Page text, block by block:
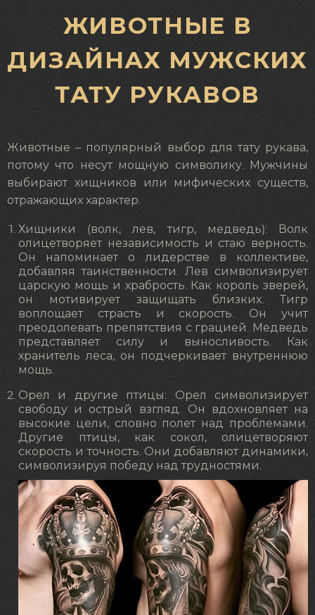
ЖИВОТНЫЕ В
ДИЗАЙНАХ МУЖСКИХ
ТАТУ РУКАВОВ
Животные – популярный выбор для тату рукава,
потому что несут мощную символику. Мужчины
выбирают хищников или мифических существ,
отражающих характер.
Хищники (волк, лев, тигр, медведь): Волк
олицетворяет независимость и стаю верность.
Он напоминает о лидерстве в коллективе,
добавляя таинственности. Лев символизирует
царскую мощь и храбрость. Как король зверей,
он мотивирует защищать близких. Тигр
воплощает страсть и скорость. Он учит
преодолевать препятствия с грацией. Медведь
представляет силу и выносливость. Как
хранитель леса, он подчеркивает внутреннюю
мощь.
Орел и другие птицы: Орел символизирует
свободу и острый взгляд. Он вдохновляет на
высокие цели, словно полет над проблемами.
Другие птицы, как сокол, олицетворяют
скорость и точность. Они добавляют динамики,
символизируя победу над трудностями.